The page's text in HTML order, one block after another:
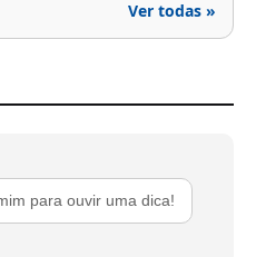
Ver todas »
para ouvir uma dica!